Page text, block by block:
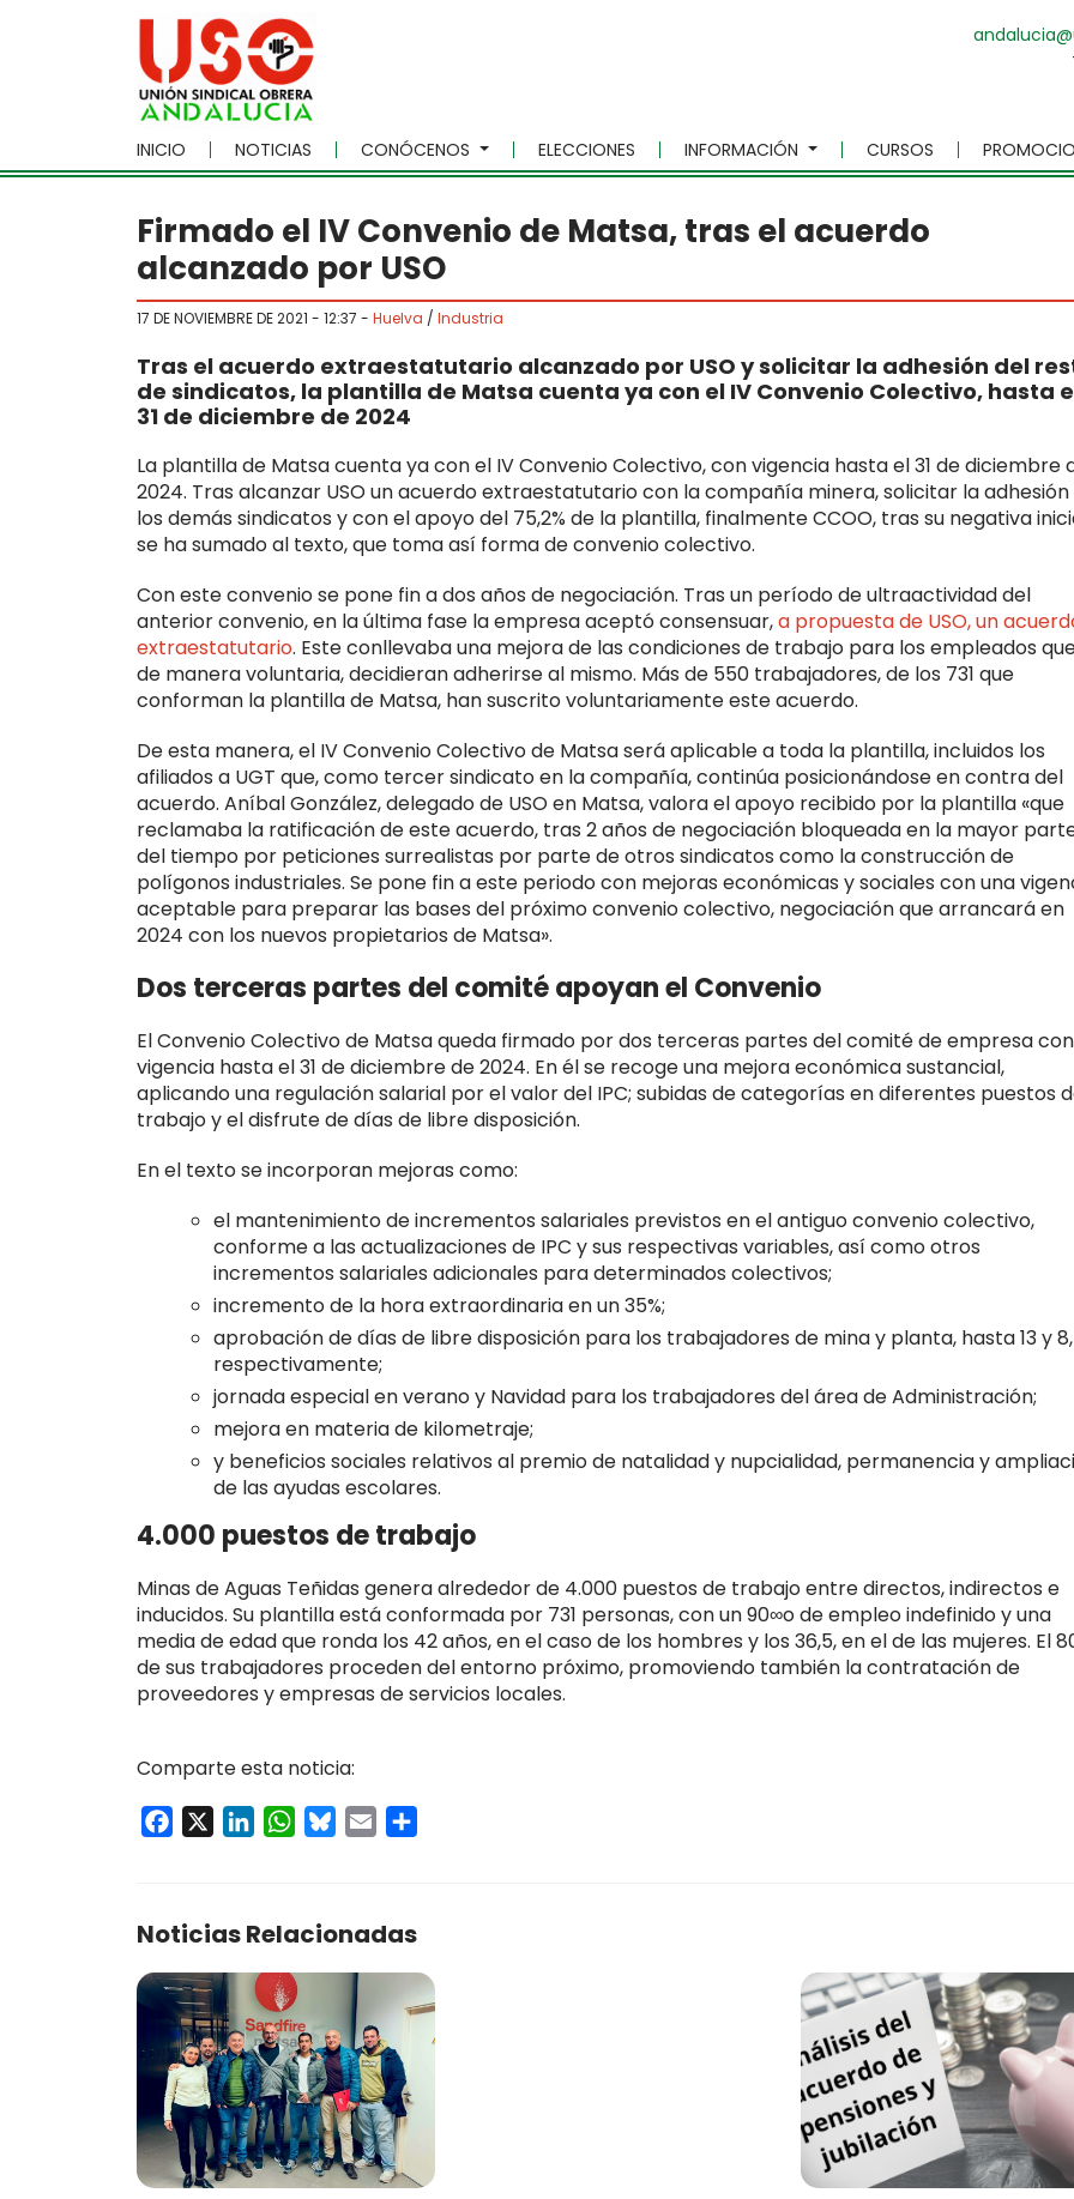
Skip to main content
INICIO NOTICIAS CONÓCENOS ELECCIONES INFORMACIÓN CURSOS
Firmado el IV Convenio de Matsa, tras el acuerdo
alcanzado por USO
17 DE NOVIEMBRE DE 2021 - 12:37 - Huelva / Industria
Tras el acuerdo extraestatutario alcanzado por USO y solicitar la adhesión del
de sindicatos, la plantilla de Matsa cuenta ya con el IV Convenio Colectivo, hasta
31 de diciembre de 2024
La plantilla de Matsa cuenta ya con el IV Convenio Colectivo, con vigencia hasta el 31 de diciembre
2024. Tras alcanzar USO un acuerdo extraestatutario con la compañía minera, solicitar la adhesión
los demás sindicatos y con el apoyo del 75,2% de la plantilla, finalmente CCOO, tras su negativa
se ha sumado al texto, que toma así forma de convenio colectivo.
Con este convenio se pone fin a dos años de negociación. Tras un período de ultraactividad del
anterior convenio, en la última fase la empresa aceptó consensuar,a propuesta de USO, un
extraestatutario. Este conllevaba una mejora de las condiciones de trabajo para los empleados
de manera voluntaria, decidieran adherirse al mismo. Más de 550 trabajadores, de los 731 que
conforman la plantilla de Matsa, han suscrito voluntariamente este acuerdo.
De esta manera, el IV Convenio Colectivo de Matsa será aplicable a toda la plantilla, incluidos los
afiliados a UGT que, como tercer sindicato en la compañía, continúa posicionándose en contra del
acuerdo. Aníbal González, delegado de USO en Matsa, valora el apoyo recibido por la plantilla «que
reclamaba la ratificación de este acuerdo, tras 2 años de negociación bloqueada en la mayor
del tiempo por peticiones surrealistas por parte de otros sindicatos como la construcción de
polígonos industriales. Se pone fin a este periodo con mejoras económicas y sociales con una
aceptable para preparar las bases del próximo convenio colectivo, negociación que arrancará en
2024 con los nuevos propietarios de Matsa».
Dos terceras partes del comité apoyan el Convenio
El Convenio Colectivo de Matsa queda firmado por dos terceras partes del comité de empresa con
vigencia hasta el 31 de diciembre de 2024. En él se recoge una mejora económica sustancial,
aplicando una regulación salarial por el valor del IPC; subidas de categorías en diferentes puestos
trabajo y el disfrute de días de libre disposición.
En el texto se incorporan mejoras como:
el mantenimiento de incrementos salariales previstos en el antiguo convenio colectivo,
conforme a las actualizaciones de IPC y sus respectivas variables, así como otros
incrementos salariales adicionales para determinados colectivos;
incremento de la hora extraordinaria en un 35%;
aprobación de días de libre disposición para los trabajadores de mina y planta, hasta 13 y 8,
respectivamente;
jornada especial en verano y Navidad para los trabajadores del área de Administración;
mejora en materia de kilometraje;
y beneficios sociales relativos al premio de natalidad y nupcialidad, permanencia y
de las ayudas escolares.
4.000 puestos de trabajo
Minas de Aguas Teñidas genera alrededor de 4.000 puestos de trabajo entre directos, indirectos e
inducidos. Su plantilla está conformada por 731 personas, con un 90∞o de empleo indefinido y una
media de edad que ronda los 42 años, en el caso de los hombres y los 36,5, en el de las mujeres. El
de sus trabajadores proceden del entorno próximo, promoviendo también la contratación de
proveedores y empresas de servicios locales.
Comparte esta noticia:
Facebook LinkedInWhatsApp
Bluesky
Email
Noticias Relacionadas